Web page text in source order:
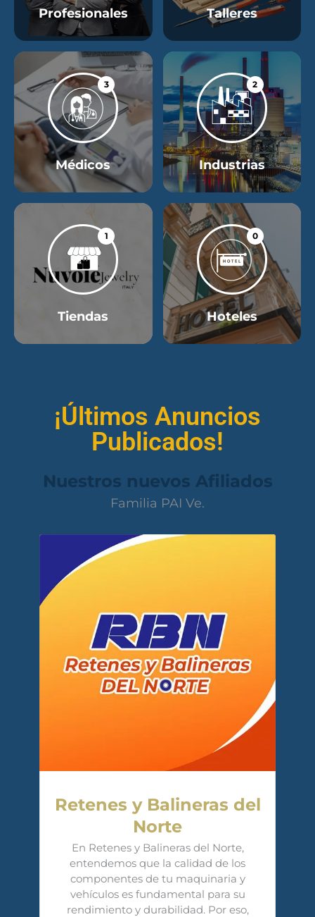
Profesionales Talleres
3
Médicos
2
Industrias
1
Tiendas
0
Hoteles
¡Últimos Anuncios
Publicados!
Nuestros nuevos Afiliados
Familia PAI Ve.
Retenes y Balineras del
Norte
En Retenes y Balineras del Norte,
entendemos que la calidad de los
componentes de tu maquinaria y
vehículos es fundamental para su
rendimiento y durabilidad. Por eso,